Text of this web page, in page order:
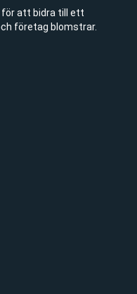
för att bidra till ett
företag blomstrar.